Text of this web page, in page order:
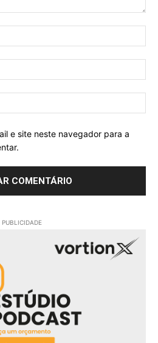
e site neste navegador para a
PUBLICIDADE